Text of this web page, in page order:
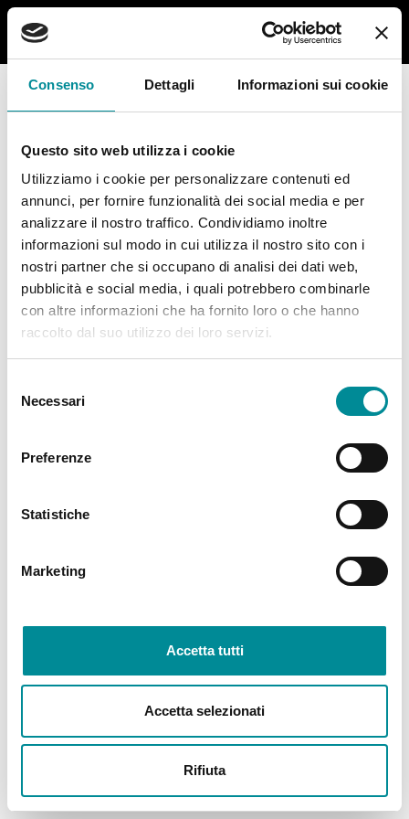
Consenso Dettagli Informazioni sui cookie
Questo sito web utilizza i cookie
Utilizziamo i cookie per personalizzare contenuti ed
annunci, per fornire funzionalità dei social media e per
analizzare il nostro traffico. Condividiamo inoltre
informazioni sul modo in cui utilizza il nostro sito con i
nostri partner che si occupano di analisi dei dati web,
pubblicità e social media, i quali potrebbero combinarle
con altre informazioni che ha fornito loro o che hanno
raccolto dal suo utilizzo dei loro servizi.
delNecessari
Preferenze
Statistiche
Marketing
Accetta tutti
Accetta selezionati
Rifiuta